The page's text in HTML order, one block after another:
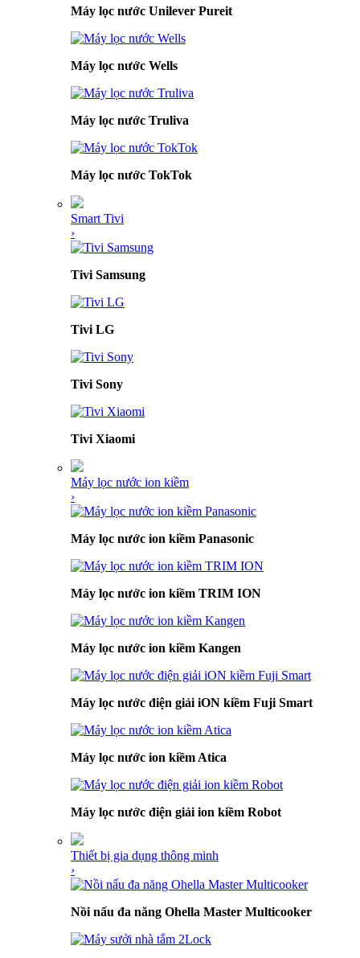
Máy lọc nước Unilever Pureit
Máy lọc nước Wells
Máy lọc nước Truliva
Máy lọc nước TokTok
Smart Tivi
›
Tivi Samsung
Tivi LG
Tivi Sony
Tivi Xiaomi
Máy lọc nước ion kiềm
›
Máy lọc nước ion kiềm Panasonic
Máy lọc nước ion kiềm TRIM ION
Máy lọc nước ion kiềm Kangen
Máy lọc nước điện giải iON kiềm Fuji Smart
Máy lọc nước ion kiềm Atica
Máy lọc nước điện giải ion kiềm Robot
Thiết bị gia dụng thông minh
›
Nồi nấu đa năng Ohella Master Multicooker